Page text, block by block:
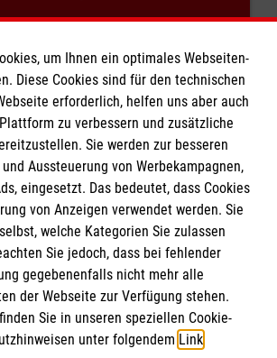
Kontakt
im Rahmen der BMBF-
um Ihnen ein optimales Webseiten-
Diese Cookies sind für den technischen
erforderlich, helfen uns aber auch
zu verbessern und zusätzliche
Sie werden zur besseren
Aussteuerung von Werbekampagnen,
eingesetzt. Das bedeutet, dass Cookies
von Anzeigen verwendet werden. Sie
welche Kategorien Sie zulassen
Sie jedoch, dass bei fehlender
gegebenenfalls nicht mehr alle
der Webseite zur Verfügung stehen.
Sie in unseren speziellen Cookie-
unter folgendem Link.